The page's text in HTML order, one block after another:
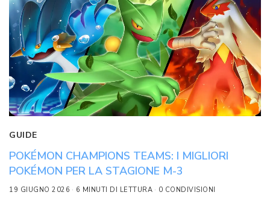
GUIDE
POKÉMON CHAMPIONS TEAMS: I MIGLIORI
POKÉMON PER LA STAGIONE M-3
19 GIUGNO 2026 6 MINUTI DI LETTURA 0 CONDIVISIONI